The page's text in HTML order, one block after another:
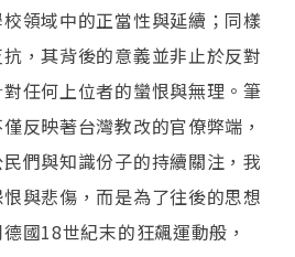
領域中的正當性與延續；同樣
，其背後的意義並非止於反對
任何上位者的蠻恨與無理。筆
反映著台灣教改的官僚弊端，
們與知識份子的持續關注，我
與悲傷，而是為了往後的思想
國18世紀末的狂飆運動般，